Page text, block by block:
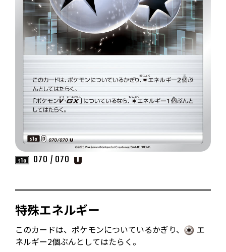
070 / 070
特殊エネルギー
このカードは、ポケモンについているかぎり、
エ
ネルギー2個ぶんとしてはたらく。